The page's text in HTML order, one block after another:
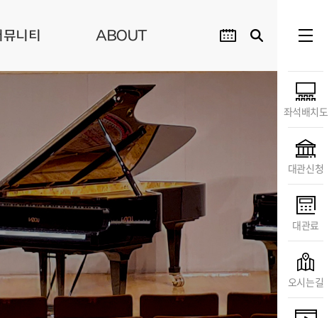
뮤니티 ABOUT
좌석배치도
대관신청
대관료
오시는길